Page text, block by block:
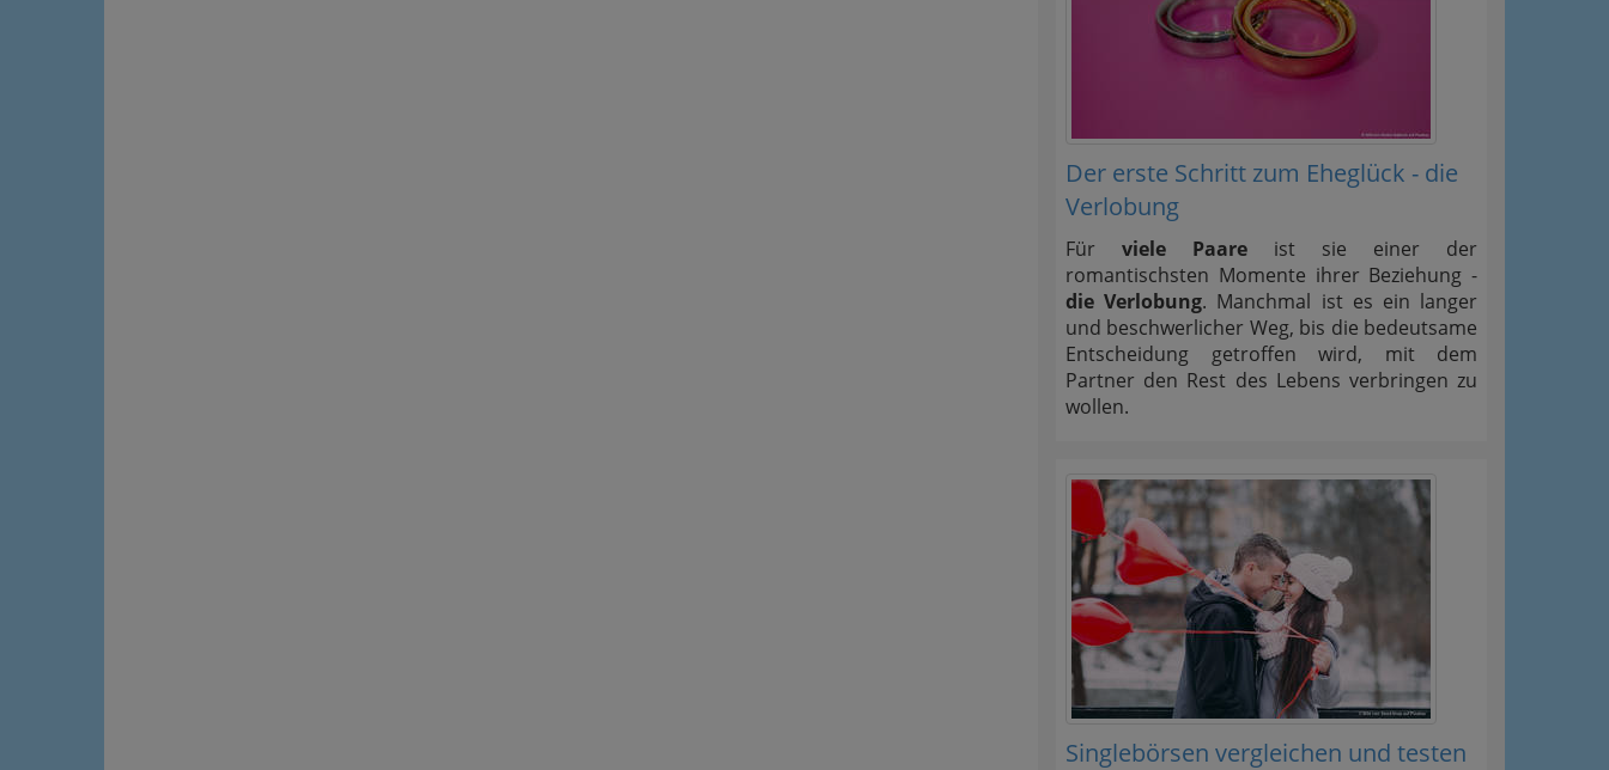
Der erste Schritt zum Eheglück - die
Verlobung
Für viele Paare ist sie einer der
romantischsten Momente ihrer Beziehung -
die Verlobung. Manchmal ist es ein langer
und beschwerlicher Weg, bis die bedeutsame
Entscheidung getroffen wird, mit dem
Partner den Rest des Lebens verbringen zu
wollen.
Singlebörsen vergleichen und testen